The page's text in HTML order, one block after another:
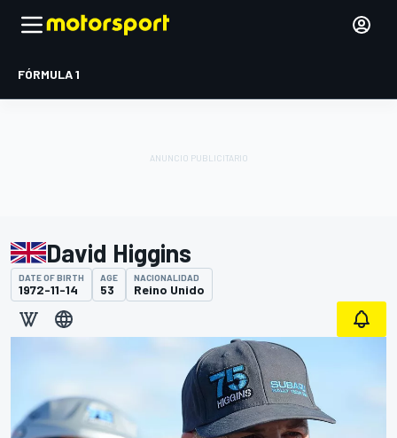
FÓRMULA 1
David Higgins
DATE OF BIRTH
1972-11-14
AGE
53
NACIONALIDAD
Reino Unido